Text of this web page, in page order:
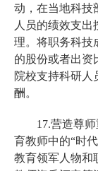
动，在当地科技
人员的绩效支
理。将职务科技
的股份或者出资
院校支持科研人
酬。
17.营造尊
育教师中的“时
教育领军人物和